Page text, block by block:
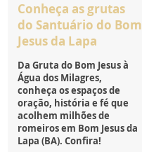
Conheça as grutas
do Santuário do Bom
Jesus da Lapa
Da Gruta do Bom Jesus à
Água dos Milagres,
conheça os espaços de
oração, história e fé que
acolhem milhões de
romeiros em Bom Jesus da
Lapa (BA). Confira!